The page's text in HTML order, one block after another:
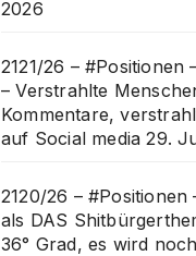
2026
2121/26 – #Positionen
– Verstrahlte
Kommentare,
auf Social media 29.
2120/26 –
als DAS
36° Grad, es wird